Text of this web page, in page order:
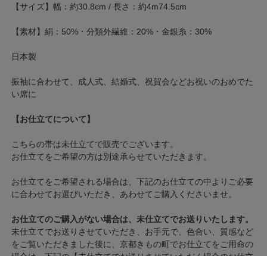
【サイズ】幅：約30.8cm / 長さ：約4m74.5cm
【素材】絹：50%・分類外繊維：20%・金銀糸：30%
日本製
振袖に合わせて、成人式、結婚式、祝賀会などお祝いのおめでた
い席に
【お仕立てについて】
こちらの帯は未仕立てで販売でございます。
お仕立てをご希望の方は別途承らせていただきます。
お仕立てをご希望される場合は、下記のお仕立ての中よりご必要
に合わせてお選びいただき、あわせてご購入くださいませ。
お仕立てのご購入がない場合は、未仕立てでお送りいたします。
未仕立てでお送りさせていただき、お手元で、色合い、質感など
をご覧いただきました後に、京都きもの町でお仕立てをご用命の